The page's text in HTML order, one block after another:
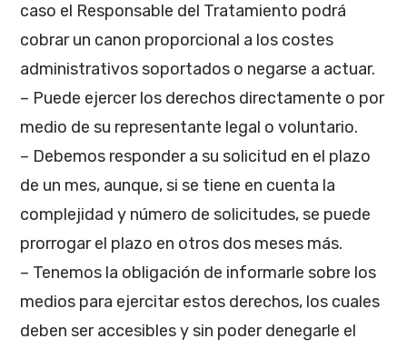
caso el Responsable del Tratamiento podrá
cobrar un canon proporcional a los costes
administrativos soportados o negarse a actuar.
– Puede ejercer los derechos directamente o por
medio de su representante legal o voluntario.
– Debemos responder a su solicitud en el plazo
de un mes, aunque, si se tiene en cuenta la
complejidad y número de solicitudes, se puede
prorrogar el plazo en otros dos meses más.
– Tenemos la obligación de informarle sobre los
medios para ejercitar estos derechos, los cuales
deben ser accesibles y sin poder denegarle el